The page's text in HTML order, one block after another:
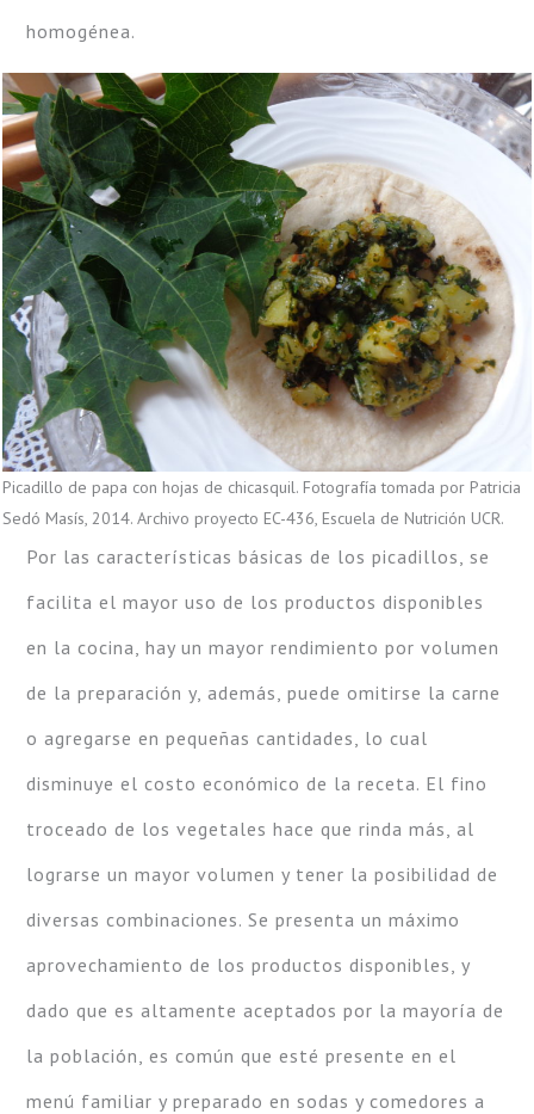
homogénea.
Picadillo de papa con hojas de chicasquil. Fotografía tomada por Patricia
Sedó Masís, 2014. Archivo proyecto EC-436, Escuela de Nutrición UCR.
Por las características básicas de los picadillos, se
facilita el mayor uso de los productos disponibles
en la cocina, hay un mayor rendimiento por volumen
de la preparación y, además, puede omitirse la carne
o agregarse en pequeñas cantidades, lo cual
disminuye el costo económico de la receta. El fino
troceado de los vegetales hace que rinda más, al
lograrse un mayor volumen y tener la posibilidad de
diversas combinaciones. Se presenta un máximo
aprovechamiento de los productos disponibles, y
dado que es altamente aceptados por la mayoría de
la población, es común que esté presente en el
menú familiar y preparado en sodas y comedores a